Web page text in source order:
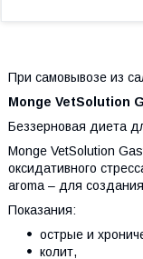
При самовывозе из
Monge VetSolution
Беззерновая диета
Monge VetSolution
оксидативного
aroma – для
Показания:
острые и
колит,